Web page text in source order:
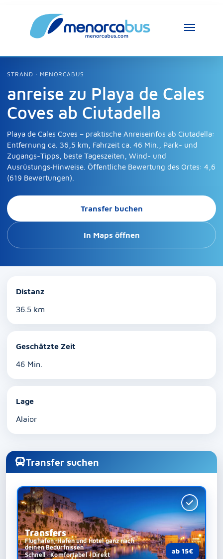
STRAND · MENORCABUS
anreise zu Playa de Cales
Coves ab Ciutadella
Playa de Cales Coves – praktische Anreiseinfos ab Ciutadella:
Entfernung ca. 36,5 km, Fahrzeit ca. 46 Min., Park- und
Zugangs-Tipps, beste Tageszeiten, Wind- und
Ausrüstungs‑Hinweise. Öffentliche Bewertung des Ortes: 4,6
(619 Bewertungen).
Transfer buchen
In Maps öffnen
Distanz
36.5 km
Geschätzte Zeit
46 Min.
Lage
Alaior
Transfer suchen
Transfers
Flughafen, Hafen und Hotel ganz nach
deinen Bedürfnissen
Schnell · Komfortabel · Direkt
ab 15€